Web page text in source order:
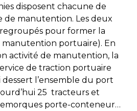
disposent chacune de
de manutention. Les deux
pour former la
manutention portuaire). En
activité de manutention, la
de traction portuaire
l’ensemble du port
25 tracteurs et
porte-conteneur…